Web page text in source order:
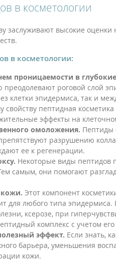
в косметологии
заслуживают высокие оценки
в косметологии:
проницаемости в
преодолевают роговой слой
клетки эпидермиса, так и
свойству пептидная
эффекты на
омоложения. Пептиды
разрушению
ее к регенерации.
Некоторые виды пептидов
самым, они помогают
Этот компонент
для любого типа
ксерозе, при
комплекс с учетом
эффект. Если знать,
барьера, уменьшения
кожи.